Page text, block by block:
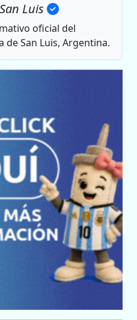
Luis
oficial del
de San Luis, Argentina.